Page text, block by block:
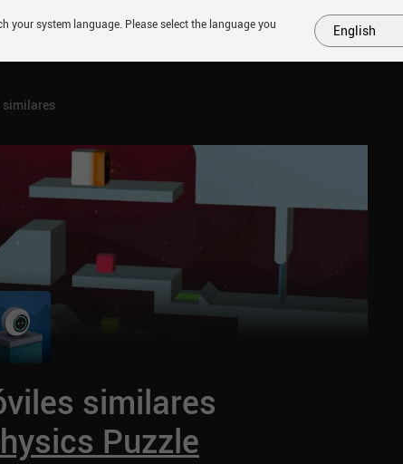
PRÓXIMOS SIMILARES COLECCIONES TOP
similares
similares
Puzzle
your system language. Please select the language you
English